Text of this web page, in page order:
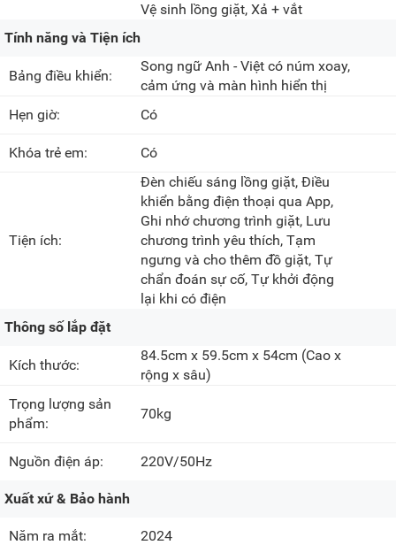
Vệ sinh lồng giặt, Xả + vắt
Tính năng và Tiện ích
Bảng điều khiển:
Song ngữ Anh - Việt có núm xoay,
cảm ứng và màn hình hiển thị
Hẹn giờ:
Có
Khóa trẻ em: Có
Tiện ích:
Đèn chiếu sáng lồng giặt, Điều
khiển bằng điện thoại qua App,
Ghi nhớ chương trình giặt, Lưu
chương trình yêu thích, Tạm
ngưng và cho thêm đồ giặt, Tự
chẩn đoán sự cố, Tự khởi động
lại khi có điện
Thông số lắp đặt
Kích thước:
84.5cm x 59.5cm x 54cm (Cao x
rộng x sâu)
Trọng lượng sản
phẩm:
70kg
Nguồn điện áp: 220V/50Hz
Xuất xứ & Bảo hành
Năm ra mắt: 2024